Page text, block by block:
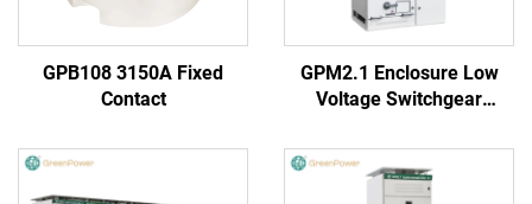
GPB108 3150A Fixed
Contact
GPM2.1 Enclosure Low
Voltage Switchgear